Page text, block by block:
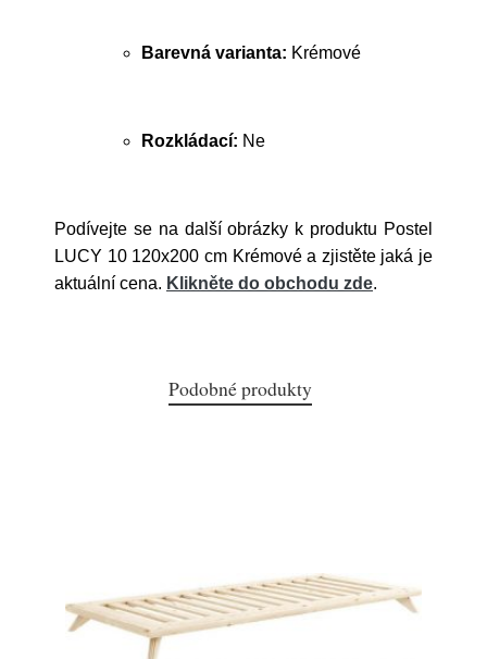
Barevná varianta: Krémové
Rozkládací: Ne
Podívejte se na další obrázky k produktu Postel
LUCY 10 120x200 cm Krémové a zjistěte jaká je
aktuální cena. Klikněte do obchodu zde.
Podobné produkty